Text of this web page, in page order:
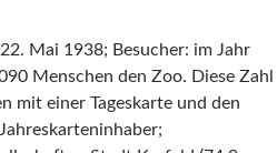
Mai 1938; Besucher: im Jahr
Menschen den Zoo. Diese Zahl
mit einer Tageskarte und den